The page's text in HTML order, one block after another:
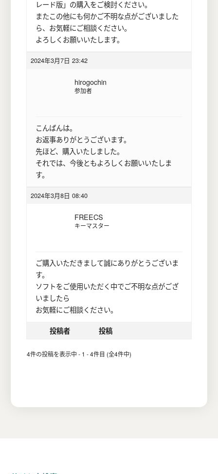
レード版」の購入をご検討ください。
またこの他にも何かご不明な点がございました
ら、お気軽にご相談ください。
よろしくお願いいたします。
2024年3月7日 23:42
hirogochin
参加者
こんばんは。
お返事ありがとうございます。
先ほど、購入いたしました。
それでは、今後ともよろしくお願いいたしま
す。
2024年3月8日 08:40
FREECS
キーマスター
ご購入いただきまして誠にありがとうございま
す。
ソフトをご使用いただく中でご不明な点がござ
いましたら
お気軽にご相談ください。
投稿者 投稿
4件の投稿を表示中 - 1 - 4件目 (全4件中)